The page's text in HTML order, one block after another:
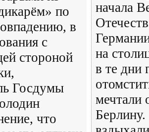
по
в
с
стороной
Госдумы
что
начала
на
в те дни
мечтали